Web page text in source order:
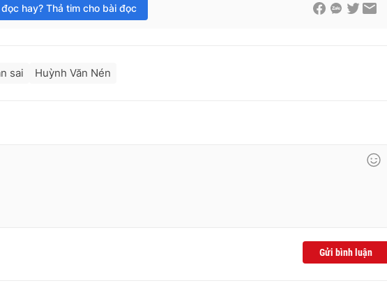
đọc hay? Thả tim cho bài đọc
sai Huỳnh Văn Nén
Gửi bình luận